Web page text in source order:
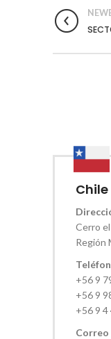
Chile
Cerro
Región
+56 9
+56 9
+56 9 4
Correo